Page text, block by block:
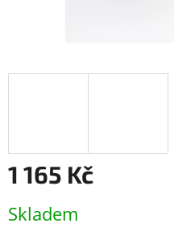
1 165 Kč
cena:
Skladem